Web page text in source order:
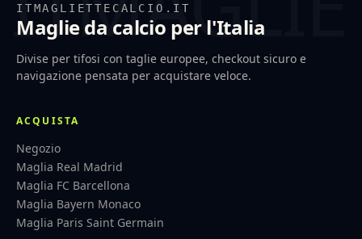
ITMAGLIETTECALCIO.IT
Maglie da calcio per l'Italia
Divise per tifosi con taglie europee, checkout sicuro e
navigazione pensata per acquistare veloce.
ACQUISTA
Negozio
Maglia Real Madrid
Maglia FC Barcellona
Maglia Bayern Monaco
Maglia Paris Saint Germain